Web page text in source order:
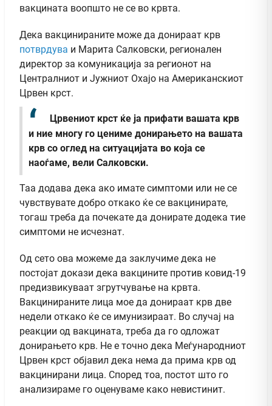
вакцината воопшто не се во крвта.
Дека вакцинираните може да донираат крв
потврдува и Марита Салковски, регионален
директор за комуникација за регионот на
Централниот и Јужниот Охајо на Американскиот
Црвен крст.
Црвениот крст ќе ја прифати вашата крв
и ние многу го цениме донирањето на вашата
крв со оглед на ситуацијата во која се
наоѓаме, вели Салковски.
Таа додава дека ако имате симптоми или не се
чувствувате добро откако ќе се вакцинирате,
тогаш треба да почекате да донирате додека тие
симптоми не исчезнат.
Од сето ова можеме да заклучиме дека не
постојат докази дека вакцините против ковид-19
предизвикуваат згрутчување на крвта.
Вакцинираните лица мое да донираат крв две
недели откако ќе се имунизираат. Во случај на
реакции од вакцината, треба да го одложат
донирањето крв. Не е точно дека Меѓународниот
Црвен крст објавил дека нема да прима крв од
вакцинирани лица. Според тоа, постот што го
анализираме го оценуваме како невистинит.